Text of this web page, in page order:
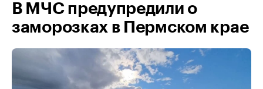
В МЧС предупредили о
заморозках в Пермском крае